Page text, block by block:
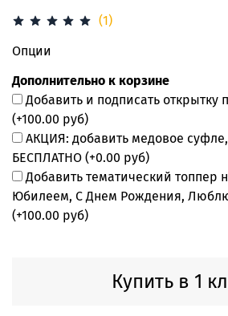
(1)
Купить в 1
Опции
Дополнительно к корзине
Добавить и подписать открытку
(+100.00 руб)
АКЦИЯ: добавить медовое
БЕСПЛАТНО (+0.00 руб)
Добавить тематический топпер
Юбилеем, С Днем Рождения,
(+100.00 руб)